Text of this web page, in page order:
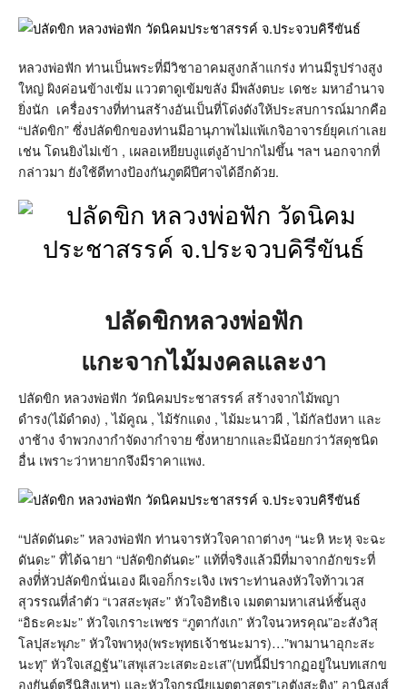
หลวงพ่อฟัก ท่านเป็นพระที่มีวิชาอาคมสูงกล้าแกร่ง ท่านมีรูปร่างสูง
ใหญ่ ผิงค่อนข้างเข้ม แววตาดูเข้มขลัง มีพลังตบะ เดชะ มหาอำนาจ
ยิ่งนัก เครื่องรางที่ท่านสร้างอันเป็นที่โด่งดังให้ประสบการณ์มากคือ
“ปลัดขิก” ซึ่งปลัดขิกของท่านมีอานุภาพไม่แพ้เกจิอาจารย์ยุคเก่าเลย
เช่น โดนยิงไม่เข้า , เผลอเหยียบงูแต่งูอ้าปากไม่ขึ้น ฯลฯ นอกจากที่
กล่าวมา ยังใช้ดีทางป้องกันภูตผีปีศาจได้อีกด้วย.
ปลัดขิกหลวงพ่อฟัก
แกะจากไม้มงคลและงา
ปลัดขิก หลวงพ่อฟัก วัดนิคมประชาสรรค์ สร้างจากไม้พญา
ดำรง(ไม้ดำดง) , ไม้คูณ , ไม้รักแดง , ไม้มะนาวผี , ไม้กัลปังหา และ
งาช้าง จำพวกงากำจัดงากำจาย ซึ่งหายากและมีน้อยกว่าวัสดุชนิด
อื่น เพราะว่าหายากจึงมีราคาแพง.
“ปลัดดันดะ” หลวงพ่อฟัก ท่านจารหัวใจคาถาต่างๆ “นะหิ หะหุ จะฉะ
ดันดะ” ที่ได้ฉายา “ปลัดขิกดันดะ” แท้ที่จริงแล้วมีที่มาจากอักขระที่
ลงที่่หัวปลัดขิกนั่นเอง ผีเจอก็กระเจิง เพราะท่านลงหัวใจท้าวเวส
สุวรรณที่ลำตัว “เวสสะพุสะ” หัวใจอิทธิเจ เมตตามหาเสน่ห์ชั้นสูง
“อิธะคะมะ” หัวใจเกราะเพชร “ภูตากังเก” หัวใจนวหรคุณ”อะสังวิสุ
โลปุสะพุภะ” หัวใจพาหุง(พระพุทธเจ้าชนะมาร)…”พามานาอุกะสะ
นะทุ” หัวใจเสฏฐัน”เสพุเสวะเสตะอะเส”(บทนี้มีปรากฏอยู่ในบทเสกข
องยันต์ตรีนิสิงเหฯ) และหัวใจกรณียเมตตาสูตร”เอตังสะติง” อานิสงส์